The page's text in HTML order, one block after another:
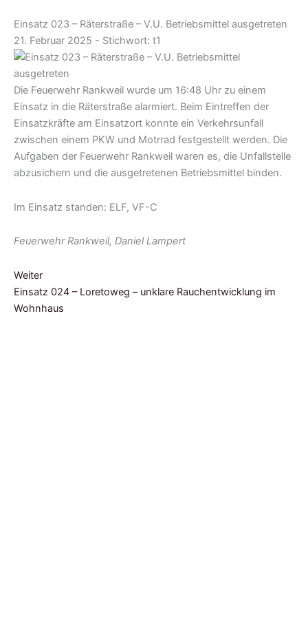
Einsatz 023 – Räterstraße – V.U. Betriebsmittel ausgetreten
21. Februar 2025 - Stichwort: t1
Die Feuerwehr Rankweil wurde um 16:48 Uhr zu einem
Einsatz in die Räterstraße alarmiert. Beim Eintreffen der
Einsatzkräfte am Einsatzort konnte ein Verkehrsunfall
zwischen einem PKW und Motrrad festgestellt werden. Die
Aufgaben der Feuerwehr Rankweil waren es, die Unfallstelle
abzusichern und die ausgetretenen Betriebsmittel binden.
Im Einsatz standen: ELF, VF-C
Feuerwehr Rankweil, Daniel Lampert
Weiter
Einsatz 024 – Loretoweg – unklare Rauchentwicklung im
Wohnhaus